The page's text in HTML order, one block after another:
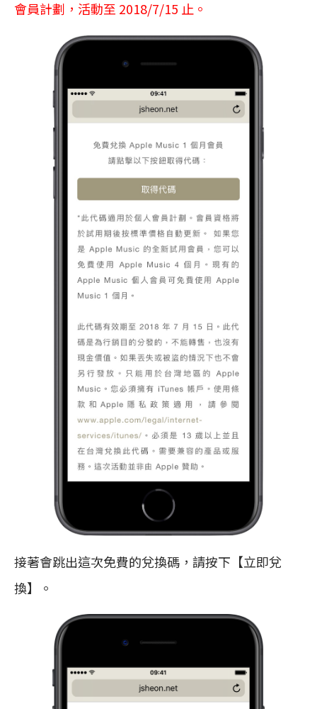
會員計劃，活動至 2018/7/15 止。
接著會跳出這次免費的兌換碼，請按下【立即兌
換】。